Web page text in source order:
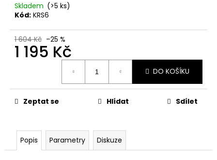
Skladem (>5 ks)
Kód: KRS6
1 604 Kč –25 %
1 195 Kč
DO KOŠÍKU
Zeptat se Hlídat Sdílet
Popis Parametry Diskuze
u
u
VENKOVNÍ
SVÍTIDLO
BLOCO
10W,
ANTRACIT